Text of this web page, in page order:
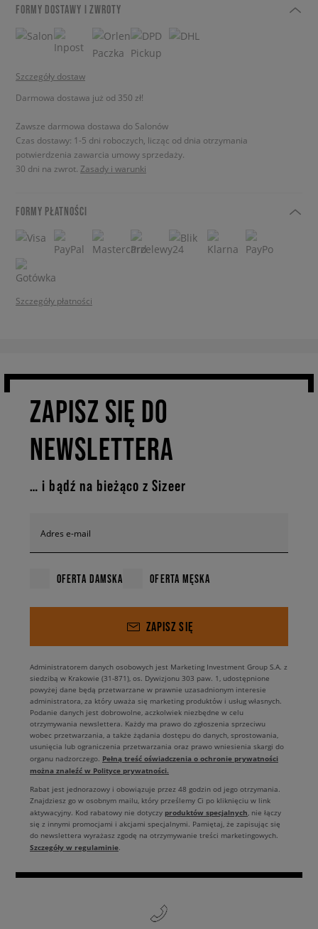
FORMY DOSTAWY I ZWROTY
Szczegóły dostaw
Darmowa dostawa już od 350 zł!
Zawsze darmowa dostawa do Salonów
Czas dostawy: 1-5 dni roboczych, licząc od dnia otrzymania
potwierdzenia zawarcia umowy sprzedaży.
30 dni na zwrot. Zasady i warunki
FORMY PŁATNOŚCI
Szczegóły płatności
ZAPISZ SIĘ DO
NEWSLETTERA
… i bądź na bieżąco z Sizeer
Adres e-mail
OFERTA DAMSKA OFERTA MĘSKA
ZAPISZ SIĘ
Administratorem danych osobowych jest Marketing Investment Group S.A. z
siedzibą w Krakowie (31-871), os. Dywizjonu 303 paw. 1, udostępnione
powyżej dane będą przetwarzane w prawnie uzasadnionym interesie
administratora, za który uważa się marketing produktów i usług własnych.
Podanie danych jest dobrowolne, aczkolwiek niezbędne w celu
otrzymywania newslettera. Każdy ma prawo do zgłoszenia sprzeciwu
wobec przetwarzania, a także żądania dostępu do danych, sprostowania,
usunięcia lub ograniczenia przetwarzania oraz prawo wniesienia skargi do
organu nadzorczego. Pełną treść oświadczenia o ochronie prywatności
można znaleźć w Polityce prywatności.
Rabat jest jednorazowy i obowiązuje przez 48 godzin od jego otrzymania.
Znajdziesz go w osobnym mailu, który prześlemy Ci po kliknięciu w link
aktywacyjny. Kod rabatowy nie dotyczy produktów specjalnych, nie łączy
się z innymi promocjami i akcjami specjalnymi. Pamiętaj, że zapisując się
do newslettera wyrażasz zgodę na otrzymywanie treści marketingowych.
Szczegóły w regulaminie.